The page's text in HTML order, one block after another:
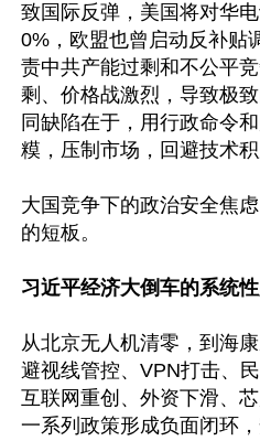
致国际反弹，美国将对华
0%，欧盟也曾启动反补贴
责中共产能过剩和不公平
剩、价格战激烈，导致极
同缺陷在于，用行政命令
糢，压制市场，回避技术积
大国竞争下的政治安全焦
的短板。
习近平经济大倒车的系统
从北京无人机清零，到海
避视线管控、VPN打击、
互联网重创、外资下滑、
一系列政策形成负面闭环